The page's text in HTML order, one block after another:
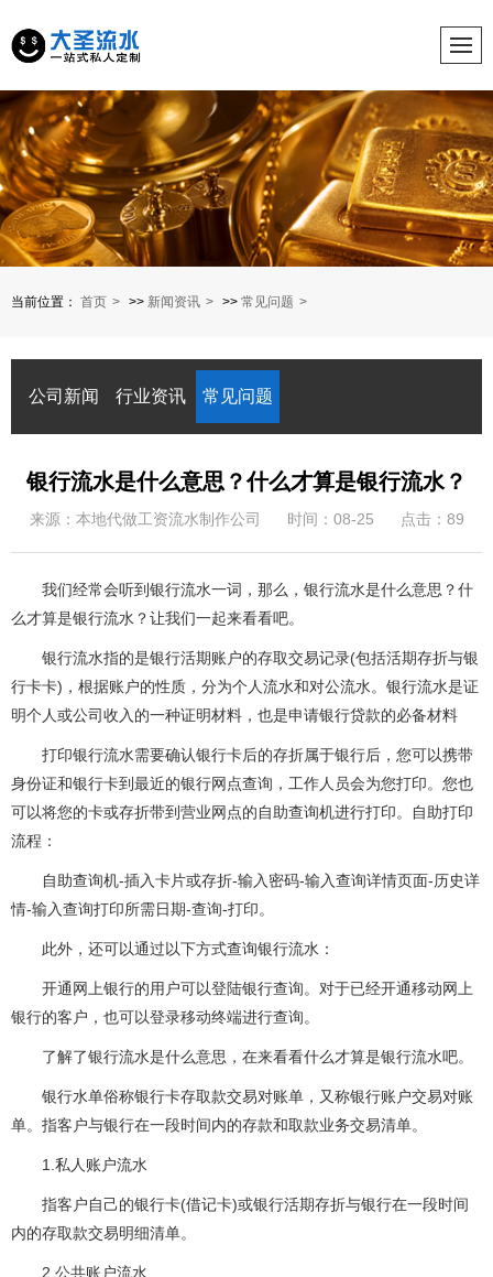
当前位置： 首页 >> 新闻资讯 >> 常见问题
公司新闻 行业资讯 常见问题
银行流水是什么意思？什么才算是银行流水？
来源：本地代做工资流水制作公司 时间：08-25 点击：89
我们经常会听到银行流水一词，那么，银行流水是什么意思？什
么才算是银行流水？让我们一起来看看吧。
银行流水指的是银行活期账户的存取交易记录(包括活期存折与银
行卡卡)，根据账户的性质，分为个人流水和对公流水。银行流水是证
明个人或公司收入的一种证明材料，也是申请银行贷款的必备材料
打印银行流水需要确认银行卡后的存折属于银行后，您可以携带
身份证和银行卡到最近的银行网点查询，工作人员会为您打印。您也
可以将您的卡或存折带到营业网点的自助查询机进行打印。自助打印
流程：
自助查询机-插入卡片或存折-输入密码-输入查询详情页面-历史详
情-输入查询打印所需日期-查询-打印。
此外，还可以通过以下方式查询银行流水：
开通网上银行的用户可以登陆银行查询。对于已经开通移动网上
银行的客户，也可以登录移动终端进行查询。
了解了银行流水是什么意思，在来看看什么才算是银行流水吧。
银行水单俗称银行卡存取款交易对账单，又称银行账户交易对账
单。指客户与银行在一段时间内的存款和取款业务交易清单。
1.私人账户流水
指客户自己的银行卡(借记卡)或银行活期存折与银行在一段时间
内的存取款交易明细清单。
2.公共账户流水